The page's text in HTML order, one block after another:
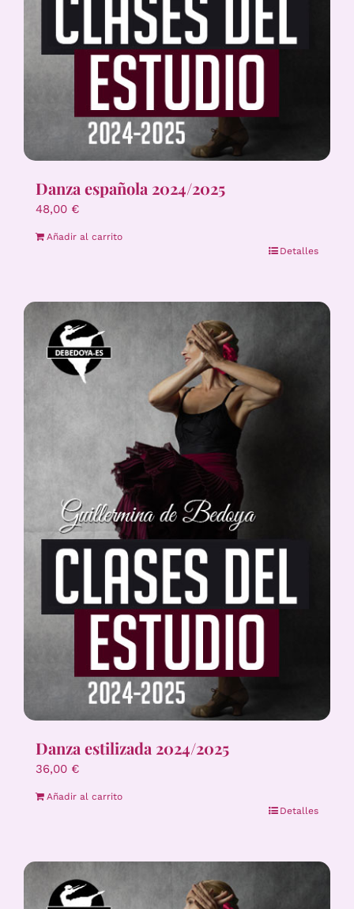
Danza española 2024/2025
48,00 €
Añadir al carrito
Detalles
Danza estilizada 2024/2025
36,00 €
Añadir al carrito
Detalles